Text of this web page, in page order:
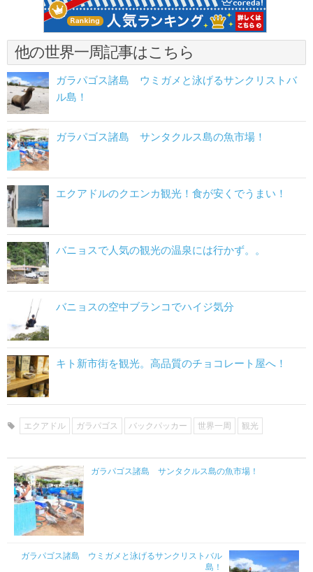
他の世界一周記事はこちら
ガラパゴス諸島 ウミガメと泳げるサンクリストバ
ル島！
ガラパゴス諸島 サンタクルス島の魚市場！
エクアドルのクエンカ観光！食が安くでうまい！
バニョスで人気の観光の温泉には行かず。。
バニョスの空中ブランコでハイジ気分
キト新市街を観光。高品質のチョコレート屋へ！
エクアドル ガラパゴス バックパッカー 世界一周 観光
ガラパゴス諸島 サンタクルス島の魚市場！
ガラパゴス諸島 ウミガメと泳げるサンクリストバル
島！